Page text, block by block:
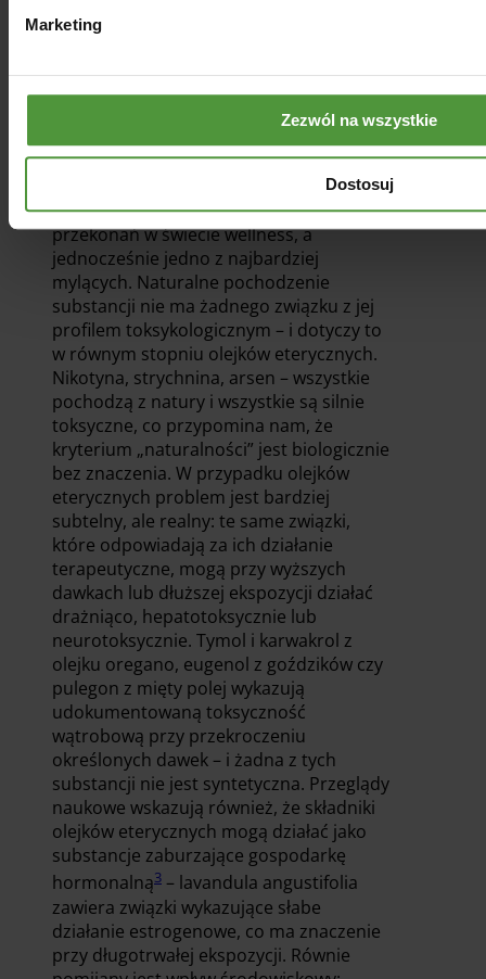
Marketing
Zezwól na wszystkie
Dostosuj
wszystko w jednym miejscu. Przeczytaj
katar? Przegląd i praktyczne porady.
„Naturalny” nie znaczy „bezpieczny” – i
nauka to potwierdza!
To jedno z najbardziej zakorzenionych
przekonań w świecie wellness, a
jednocześnie jedno z najbardziej
mylących. Naturalne pochodzenie
substancji nie ma żadnego związku z jej
profilem toksykologicznym – i dotyczy to
w równym stopniu olejków eterycznych.
Nikotyna, strychnina, arsen – wszystkie
pochodzą z natury i wszystkie są silnie
toksyczne, co przypomina nam, że
kryterium „naturalności” jest biologicznie
bez znaczenia. W przypadku olejków
eterycznych problem jest bardziej
subtelny, ale realny: te same związki,
które odpowiadają za ich działanie
terapeutyczne, mogą przy wyższych
dawkach lub dłuższej ekspozycji działać
drażniąco, hepatotoksycznie lub
neurotoksycznie. Tymol i karwakrol z
olejku oregano, eugenol z goździków czy
pulegon z mięty polej wykazują
udokumentowaną toksyczność
wątrobową przy przekroczeniu
określonych dawek – i żadna z tych
substancji nie jest syntetyczna. Przeglądy
naukowe wskazują również, że składniki
olejków eterycznych mogą działać jako
substancje zaburzające gospodarkę
hormonalną3 – lavandula angustifolia
zawiera związki wykazujące słabe
działanie estrogenowe, co ma znaczenie
przy długotrwałej ekspozycji. Równie